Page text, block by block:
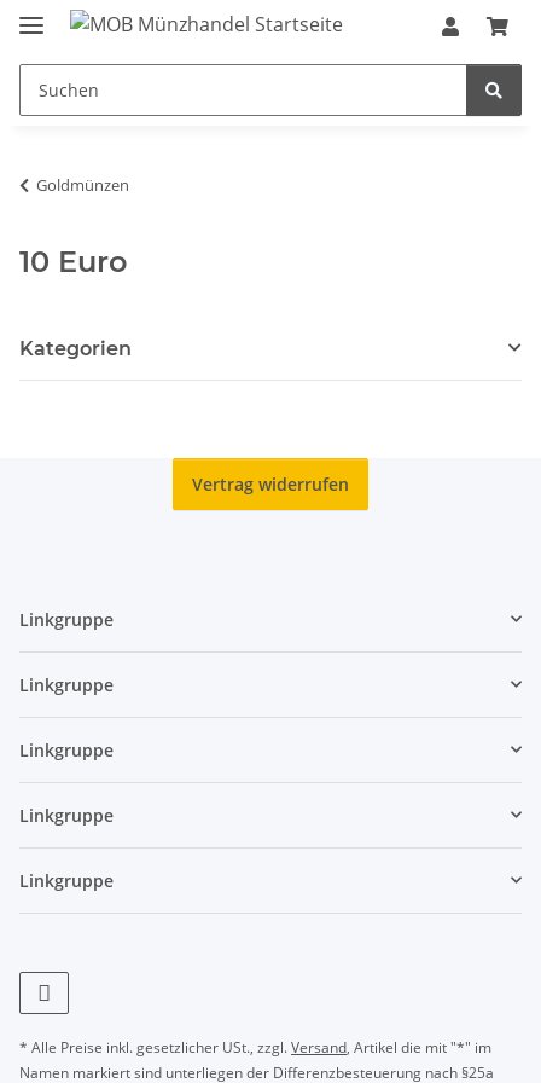
Goldmünzen
10 Euro
Kategorien
Vertrag widerrufen
Linkgruppe
Linkgruppe
Linkgruppe
Linkgruppe
Linkgruppe
* Alle Preise inkl. gesetzlicher USt., zzgl.Versand, Artikel die mit "*" im
Namen markiert sind unterliegen der Differenzbesteuerung nach §25a